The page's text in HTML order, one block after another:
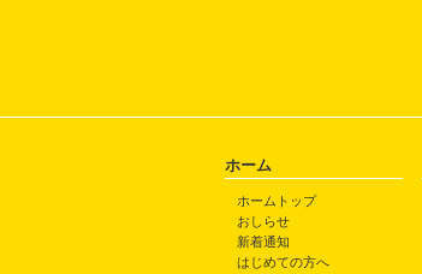
ホーム
ホームトップ
おしらせ
新着通知
はじめての方へ